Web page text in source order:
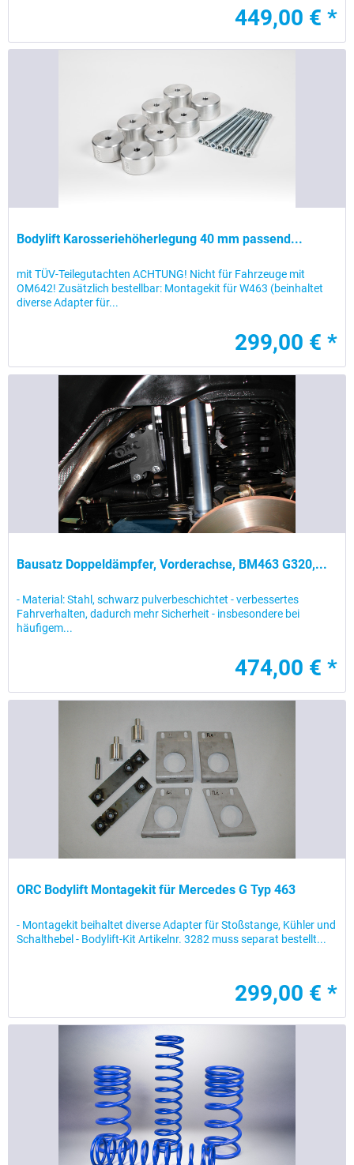
449,00 € *
Bodylift Karosseriehöherlegung 40 mm passend...
mit TÜV-Teilegutachten ACHTUNG! Nicht für Fahrzeuge mit
OM642! Zusätzlich bestellbar: Montagekit für W463 (beinhaltet
diverse Adapter für...
299,00 € *
Bausatz Doppeldämpfer, Vorderachse, BM463 G320,...
- Material: Stahl, schwarz pulverbeschichtet - verbessertes
Fahrverhalten, dadurch mehr Sicherheit - insbesondere bei
häufigem...
474,00 € *
ORC Bodylift Montagekit für Mercedes G Typ 463
- Montagekit beihaltet diverse Adapter für Stoßstange, Kühler und
Schalthebel - Bodylift-Kit Artikelnr. 3282 muss separat bestellt...
299,00 € *